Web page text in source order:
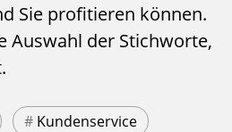
Sie profitieren können.
Auswahl der Stichworte,
# Kundenservice